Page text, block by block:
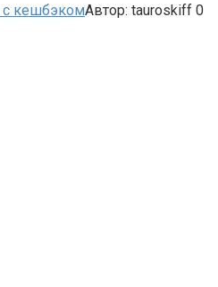
с кешбэкомАвтор: tauroskiff 0